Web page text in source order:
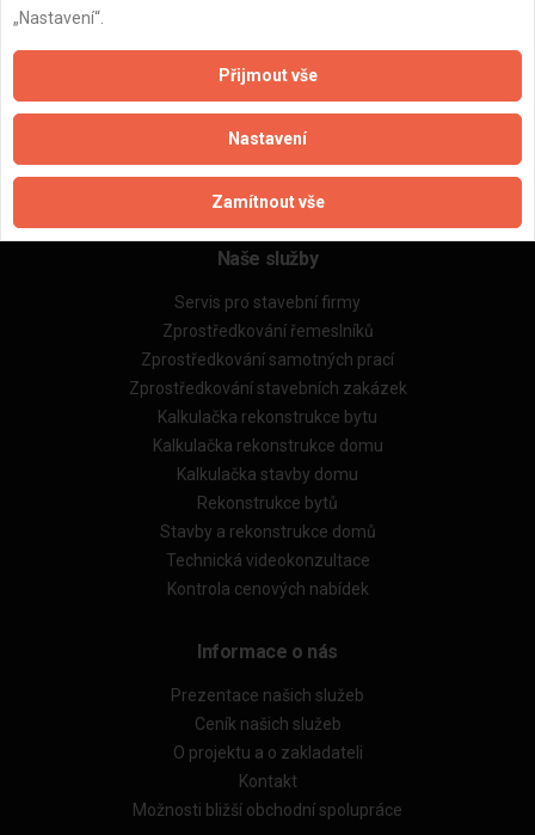
Zpracování a ochrana osobních údajů
Zásady pro používání souborů cookie
Obchodní podmínky (zprostředkování)
Obchodní podmínky (rozpočtování)
Reference
Naše excelové tabulky online
Naše služby
Servis pro stavební firmy
Zprostředkování řemeslníků
Zprostředkování samotných prací
Zprostředkování stavebních zakázek
Kalkulačka rekonstrukce bytu
Kalkulačka rekonstrukce domu
Kalkulačka stavby domu
Rekonstrukce bytů
Stavby a rekonstrukce domů
Technická videokonzultace
Kontrola cenových nabídek
Informace o nás
Prezentace našich služeb
Ceník našich služeb
O projektu a o zakladateli
Kontakt
Možnosti bližší obchodní spolupráce
„Nastavení“.
Přijmout vše
Nastavení
Zamítnout vše